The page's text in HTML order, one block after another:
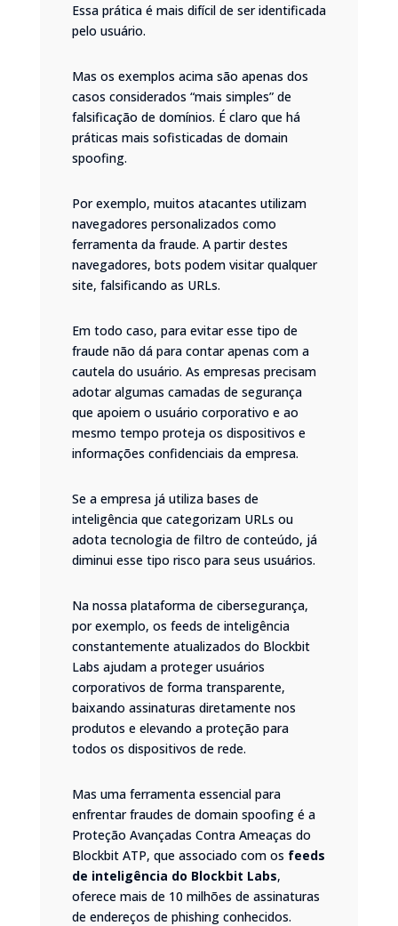
Essa prática é mais difícil de ser identificada
pelo usuário.
Mas os exemplos acima são apenas dos
casos considerados “mais simples” de
falsificação de domínios. É claro que há
práticas mais sofisticadas de domain
spoofing.
Por exemplo, muitos atacantes utilizam
navegadores personalizados como
ferramenta da fraude. A partir destes
navegadores, bots podem visitar qualquer
site, falsificando as URLs.
Em todo caso, para evitar esse tipo de
fraude não dá para contar apenas com a
cautela do usuário. As empresas precisam
adotar algumas camadas de segurança
que apoiem o usuário corporativo e ao
mesmo tempo proteja os dispositivos e
informações confidenciais da empresa.
Se a empresa já utiliza bases de
inteligência que categorizam URLs ou
adota tecnologia de filtro de conteúdo, já
diminui esse tipo risco para seus usuários.
Na nossa plataforma de cibersegurança,
por exemplo, os feeds de inteligência
constantemente atualizados do Blockbit
Labs ajudam a proteger usuários
corporativos de forma transparente,
baixando assinaturas diretamente nos
produtos e elevando a proteção para
todos os dispositivos de rede.
Mas uma ferramenta essencial para
enfrentar fraudes de domain spoofing é a
Proteção Avançadas Contra Ameaças do
Blockbit ATP, que associado com os feeds
de inteligência do Blockbit Labs,
oferece mais de 10 milhões de assinaturas
de endereços de phishing conhecidos.